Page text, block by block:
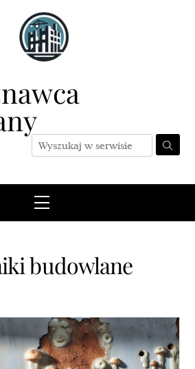
Menu
budowlane